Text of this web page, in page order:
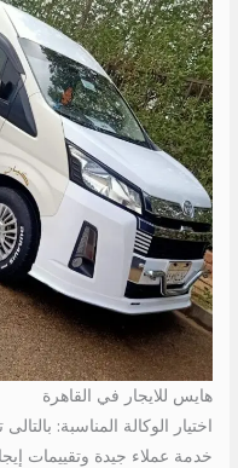
هايس للايجار في القاهرة
اختيار الوكالة المناسبة:
خدمة عملاء جيدة وتقييمات إيجابية.